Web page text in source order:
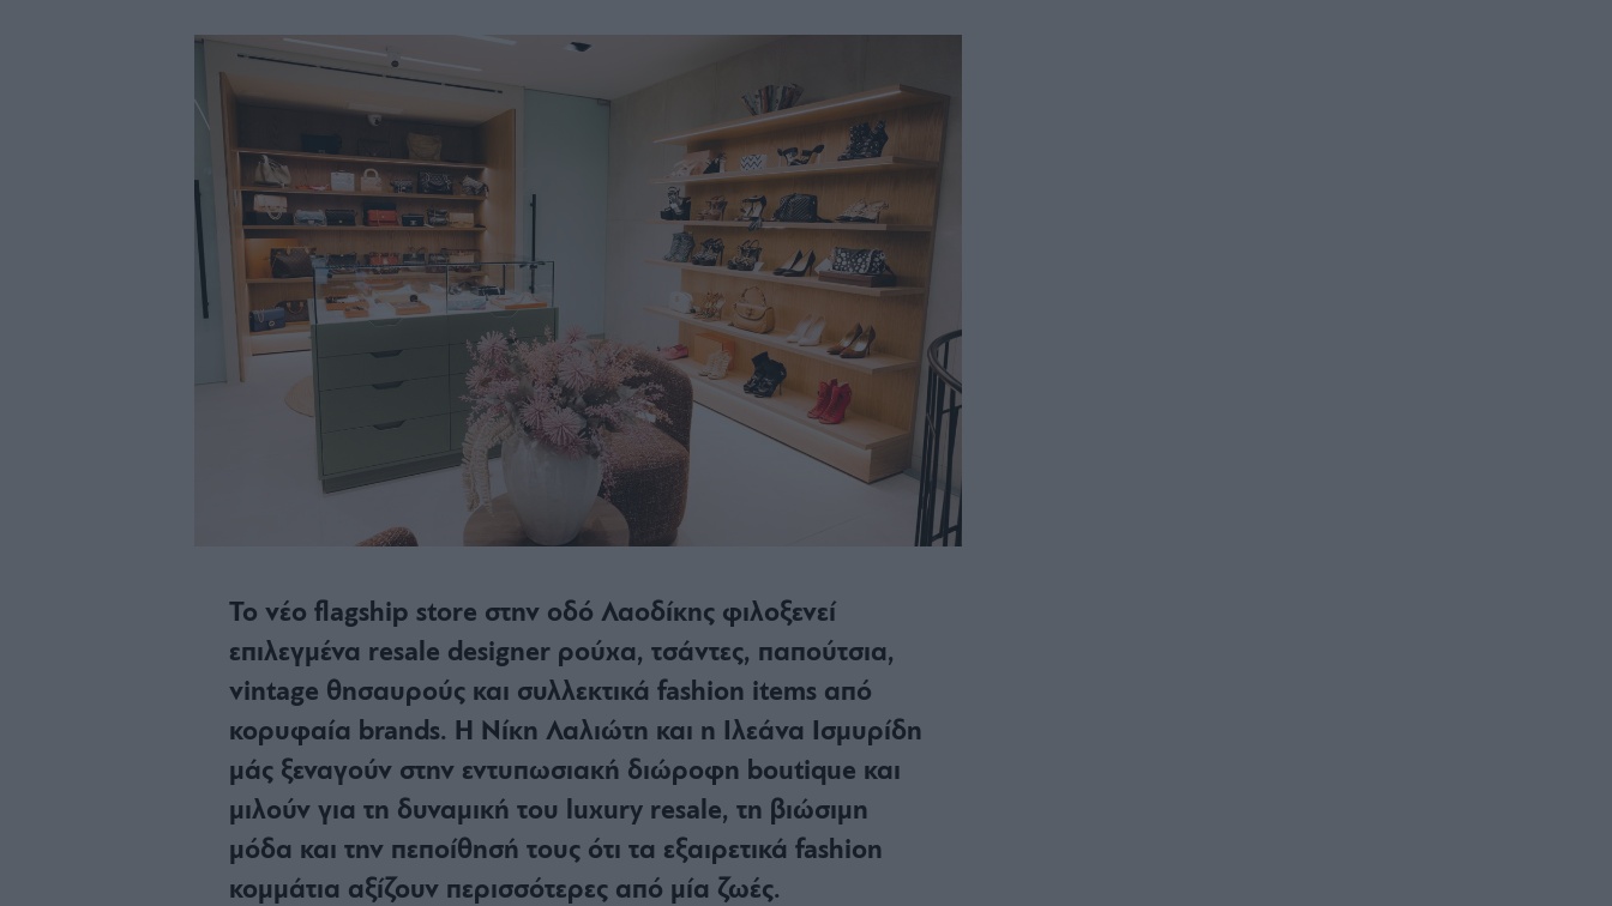
Το νέο flagship store στην οδό Λαοδίκης φιλοξενεί
επιλεγμένα resale designer ρούχα, τσάντες, παπούτσια,
vintage θησαυρούς και συλλεκτικά fashion items από
κορυφαία brands. Η Νίκη Λαλιώτη και η Ιλεάνα Ισμυρίδη
μάς ξεναγούν στην εντυπωσιακή διώροφη boutique και
μιλούν για τη δυναμική του luxury resale, τη βιώσιμη
μόδα και την πεποίθησή τους ότι τα εξαιρετικά fashion
κομμάτια αξίζουν περισσότερες από μία ζωές.